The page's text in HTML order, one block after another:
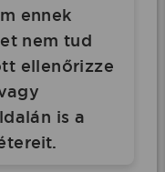
ennek
nem tud
ellenőrizze
is a